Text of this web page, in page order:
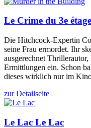
Le Crime du 3e étage
Die Hitchcock-Expertin
seine Frau ermordet. Ihr
ausgerechnet
Ermittlungen ein. Schon
dieses wirklich nur im
zur Detailseite
Le Lac Le Lac